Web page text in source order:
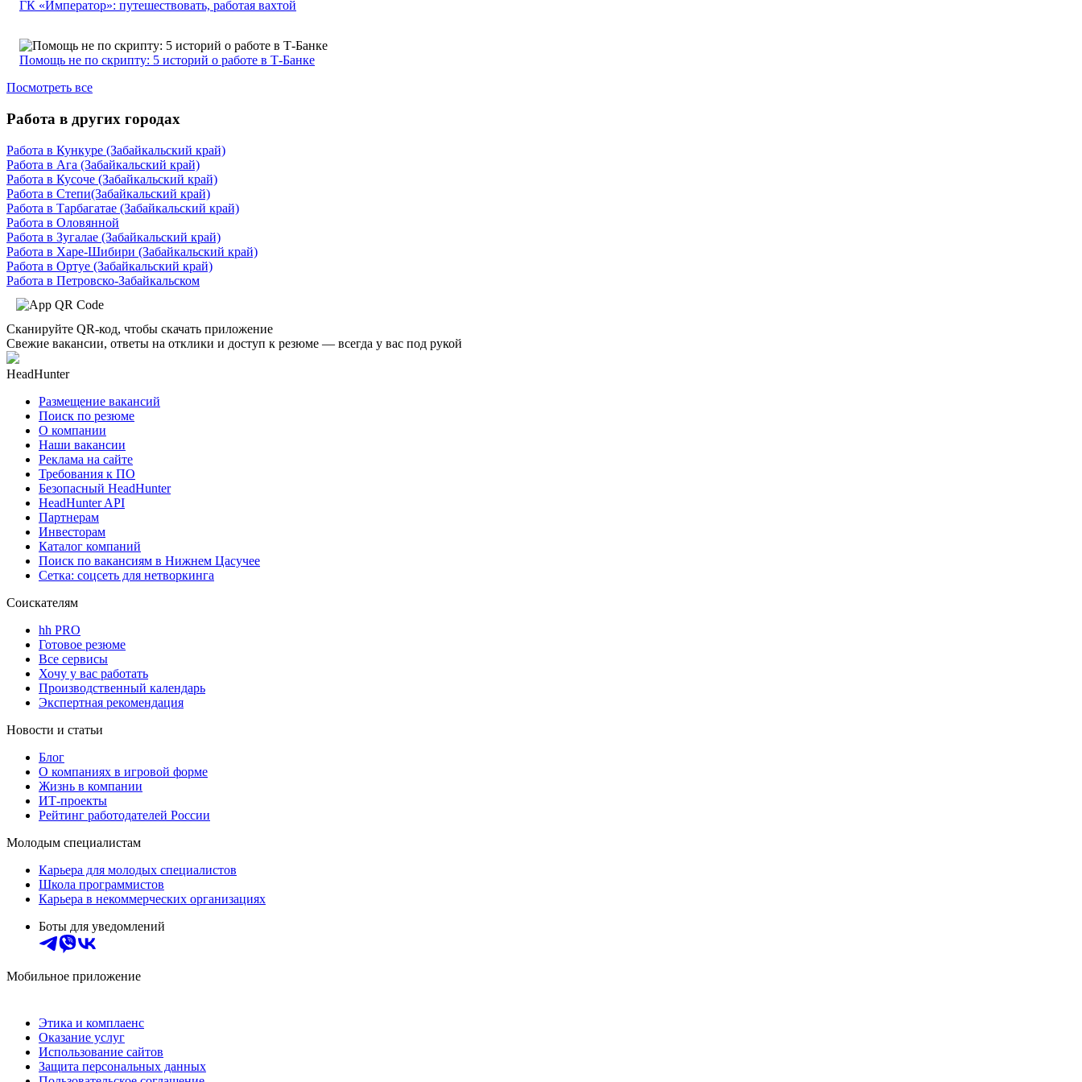
ГК «Император»: путешествовать, работая вахтой
Помощь не по скрипту: 5 историй о работе в Т-Банке
Посмотреть все
Работа в других городах
Работа в Кункуре (Забайкальский край)
Работа в Ага (Забайкальский край)
Работа в Кусоче (Забайкальский край)
Работа в Степи(Забайкальский край)
Работа в Тарбагатае (Забайкальский край)
Работа в Оловянной
Работа в Зугалае (Забайкальский край)
Работа в Харе-Шибири (Забайкальский край)
Работа в Ортуе (Забайкальский край)
Работа в Петровско-Забайкальском
Сканируйте QR-код, чтобы скачать приложение
Свежие вакансии, ответы на отклики и доступ к резюме — всегда у вас под рукой
HeadHunter
Размещение вакансий
Поиск по резюме
О компании
Наши вакансии
Реклама на сайте
Требования к ПО
Безопасный HeadHunter
HeadHunter API
Партнерам
Инвесторам
Каталог компаний
Поиск по вакансиям в Нижнем Цасучее
Сетка: соцсеть для нетворкинга
Соискателям
hh PRO
Готовое резюме
Все сервисы
Хочу у вас работать
Производственный календарь
Экспертная рекомендация
Новости и статьи
Блог
О компаниях в игровой форме
Жизнь в компании
ИТ-проекты
Рейтинг работодателей России
Молодым специалистам
Карьера для молодых специалистов
Школа программистов
Карьера в некоммерческих организациях
Боты для уведомлений
Мобильное приложение
Этика и комплаенс
Оказание услуг
Использование сайтов
Защита персональных данных